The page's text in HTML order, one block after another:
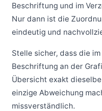
Beschriftung und im
Nur dann ist die
eindeutig und
Stelle sicher, dass die
Beschriftung an der
Übersicht exakt
einzige Abweichung
missverständlich.